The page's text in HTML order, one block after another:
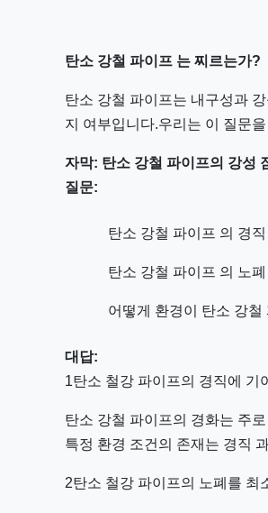
탄소 강철 파이프 는 찌르는가?
탄소 강철 파이프는 내구성과
지 여부입니다.우리는 이 질문
자막: 탄소 강철 파이프의 강성
질문:
탄소 강철 파이프 의 경
탄소 강철 파이프 의 노
어떻게 환경이 탄소 강
대답:
1탄소 철강 파이프의 경직에 기
탄소 강철 파이프의 경화는 주
특정 환경 조건의 존재는 경직
2탄소 철강 파이프의 노폐를 최